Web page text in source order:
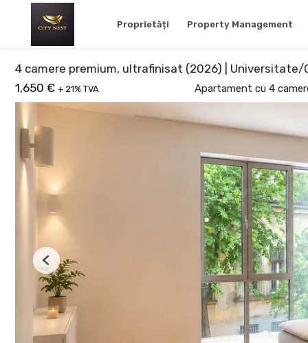
Proprietăți Property Management
4 camere premium, ultrafinisat (2026) | Universitate/
1,650 € + 21% TVA Apartament cu 4
Previous